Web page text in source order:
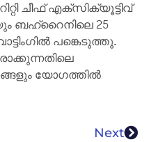
ചീഫ് എക്സിക്യൂട്ടിവ്
25
പങ്കെടുത്തു.
യോഗത്തിൽ
Next